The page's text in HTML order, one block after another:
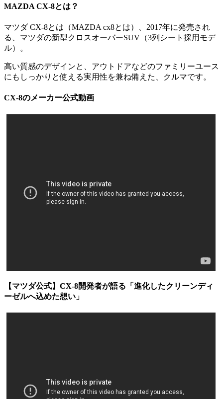
MAZDA CX-8とは？
マツダ CX-8とは（MAZDA cx8とは）、2017年に発売され
る、マツダの新型クロスオーバーSUV（3列シート採用モデ
ル）。
高い質感のデザインと、アウトドアなどのファミリーユース
にもしっかりと使える実用性を兼ね備えた、クルマです。
CX-8のメーカー公式動画
【マツダ公式】CX-8開発者が語る「進化したクリーンディ
ーゼルへ込めた想い」